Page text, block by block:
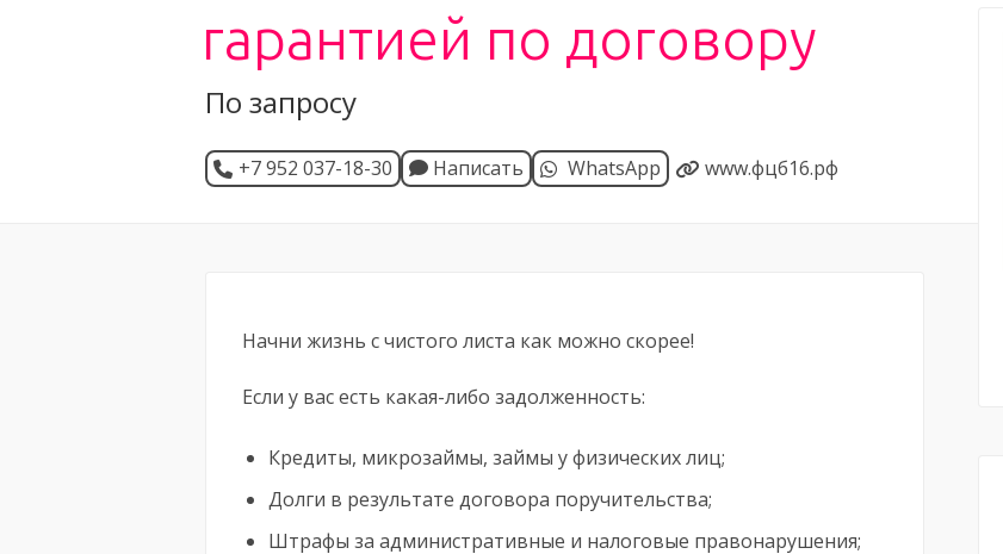
гарантией по договору
По запросу
+7 952 037-18-30 Написать WhatsApp www.фцб16.рф
Начни жизнь с чистого листа как можно скорее!
Если у вас есть какая-либо задолженность:
Кредиты, микрозаймы, займы у физических лиц;
Долги в результате договора поручительства;
Штрафы за административные и налоговые правонарушения;